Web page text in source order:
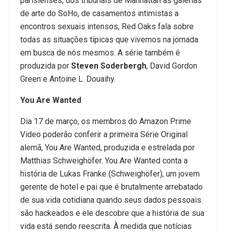
de arte do SoHo, de casamentos intimistas a
encontros sexuais intensos, Red Oaks fala sobre
todas as situações típicas que vivemos na jornada
em busca de nós mesmos. A série também é
produzida por Steven Soderbergh, David Gordon
Green e Antoine L. Douaihy.
You Are Wanted
Dia 17 de março, os membros do Amazon Prime
Video poderão conferir a primeira Série Original
alemã, You Are Wanted, produzida e estrelada por
Matthias Schweighöfer. You Are Wanted conta a
história de Lukas Franke (Schweighöfer), um jovem
gerente de hotel e pai que é brutalmente arrebatado
de sua vida cotidiana quando seus dados pessoais
são hackeados e ele descobre que a história de sua
vida está sendo reescrita. À medida que notícias